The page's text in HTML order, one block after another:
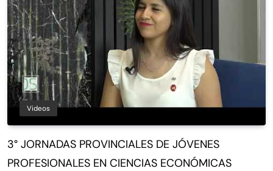
Videos
3° JORNADAS PROVINCIALES DE JÓVENES
PROFESIONALES EN CIENCIAS ECONÓMICAS